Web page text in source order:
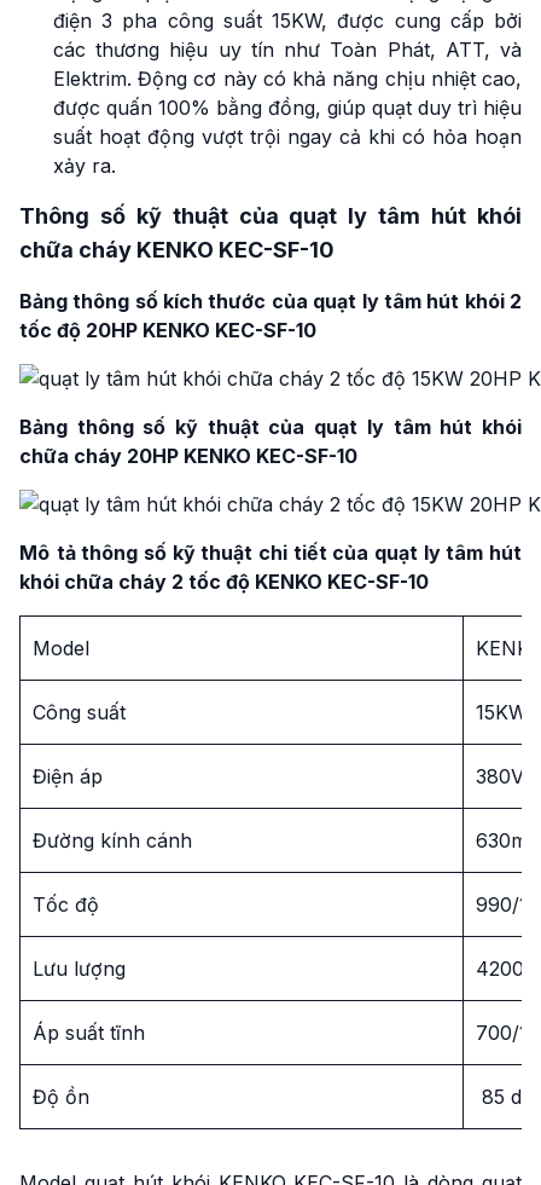
điện 3 pha công suất 15KW, được cung cấp bởi
các thương hiệu uy tín như Toàn Phát, ATT, và
Elektrim. Động cơ này có khả năng chịu nhiệt cao,
được quấn 100% bằng đồng, giúp quạt duy trì hiệu
suất hoạt động vượt trội ngay cả khi có hỏa hoạn
xảy ra.
Thông số kỹ thuật của quạt ly tâm hút khói
chữa cháy KENKO KEC-SF-10
Bảng thông số kích thước của quạt ly tâm hút khói 2
tốc độ 20HP KENKO KEC-SF-10
Bảng thông số kỹ thuật của quạt ly tâm hút khói
chữa cháy 20HP KENKO KEC-SF-10
Mô tả thông số kỹ thuật chi tiết của quạt ly tâm hút
khói chữa cháy 2 tốc độ KENKO KEC-SF-10
Model
Công suất 15KW/
Điện áp 380V
Đường kính cánh
Tốc độ 990/
Lưu lượng
Áp suất tĩnh 700/
Độ ồn 85 dB